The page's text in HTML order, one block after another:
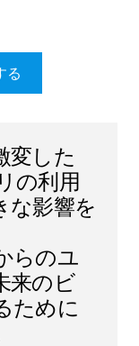
る
変した
の利用
な影響を
らのユ
来のビ
ために